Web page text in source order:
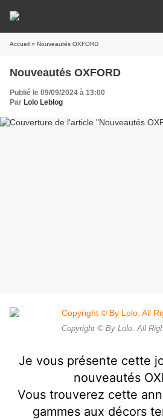
Accueil » Nouveautés OXFORD
Nouveautés OXFORD
Publié le 09/09/2024 à 13:00
Par Lolo Leblog
Copyright © By Lolo. All
Je vous présente cette
nouveautés
Vous trouverez cette
gammes aux décors